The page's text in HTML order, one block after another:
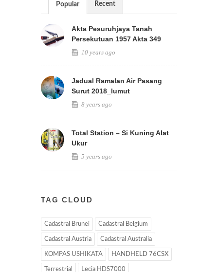
Popular Recent
Akta Pesuruhjaya Tanah
Persekutuan 1957 Akta 349
10 years ago
Jadual Ramalan Air Pasang
Surut 2018_lumut
8 years ago
Total Station – Si Kuning Alat
Ukur
5 years ago
TAG CLOUD
Cadastral Brunei Cadastral Belgium
Cadastral Austria Cadastral Australia
KOMPAS USHIKATA HANDHELD 76CSX
Terrestrial Lecia HDS7000